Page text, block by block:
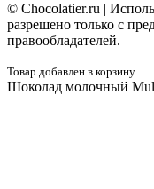
© Сhocolatier.ru |
разрешено только с
правообладателей.
Товар добавлен в корзину
Шоколад молочный